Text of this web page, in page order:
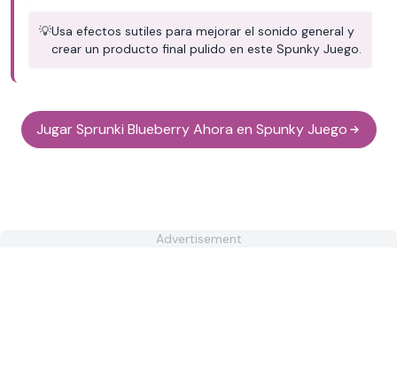
💡Usa efectos sutiles para mejorar el sonido general y
crear un producto final pulido en este Spunky Juego.
Jugar Sprunki Blueberry Ahora en Spunky Juego
Advertisement